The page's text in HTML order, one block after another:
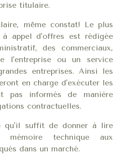
titulaire.
même constat! Le plus
à appel d'offres est rédigée
des commerciaux,
l'entreprise ou un service
entreprises. Ainsi les
en charge d'exécuter les
pas informés de manière
contractuelles.
qu'il suffit de donner à lire
mémoire technique aux
dans un marché.